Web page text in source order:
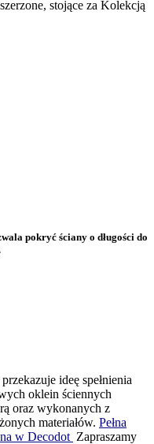
stojące za Kolekcją
pokryć ściany o długości do
ideę spełnienia
oklein ściennych
oraz wykonanych z
materiałów. Pełna
w Decodot Zapraszamy